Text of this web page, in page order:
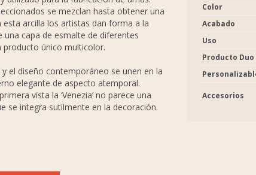
se mezclan hasta obtener una
arcilla los artistas dan forma a la
capa de esmalte de diferentes
producto único multicolor.
el diseño contemporáneo se unen en la
elegante de aspecto atemporal.
vista la ‘Venezia’ no parece una
se integra sutilmente en la decoración.
Color
Acabado
Uso
Producto Duo
Accesorios